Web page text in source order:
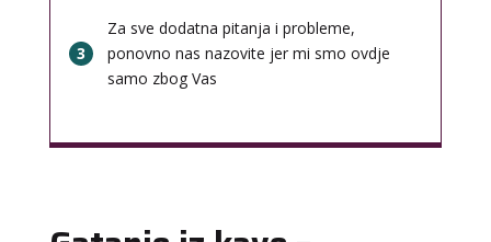
3
Za sve dodatna pitanja i probleme,
ponovno nas nazovite jer mi smo ovdje
samo zbog Vas